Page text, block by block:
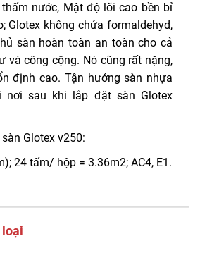
nước, Mật độ lõi cao bền bỉ
Glotex không chứa formaldehyd,
sàn hoàn toàn an toàn cho cả
và công cộng. Nó cũng rất nặng,
định cao. Tận hưởng sàn nhựa
nơi sau khi lắp đặt sàn Glotex
Glotex v250:
24 tấm/ hộp = 3.36m2; AC4, E1.
loại